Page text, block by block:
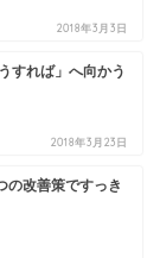
2018年3月3日
すれば」へ向かう
2018年3月23日
の改善策ですっき